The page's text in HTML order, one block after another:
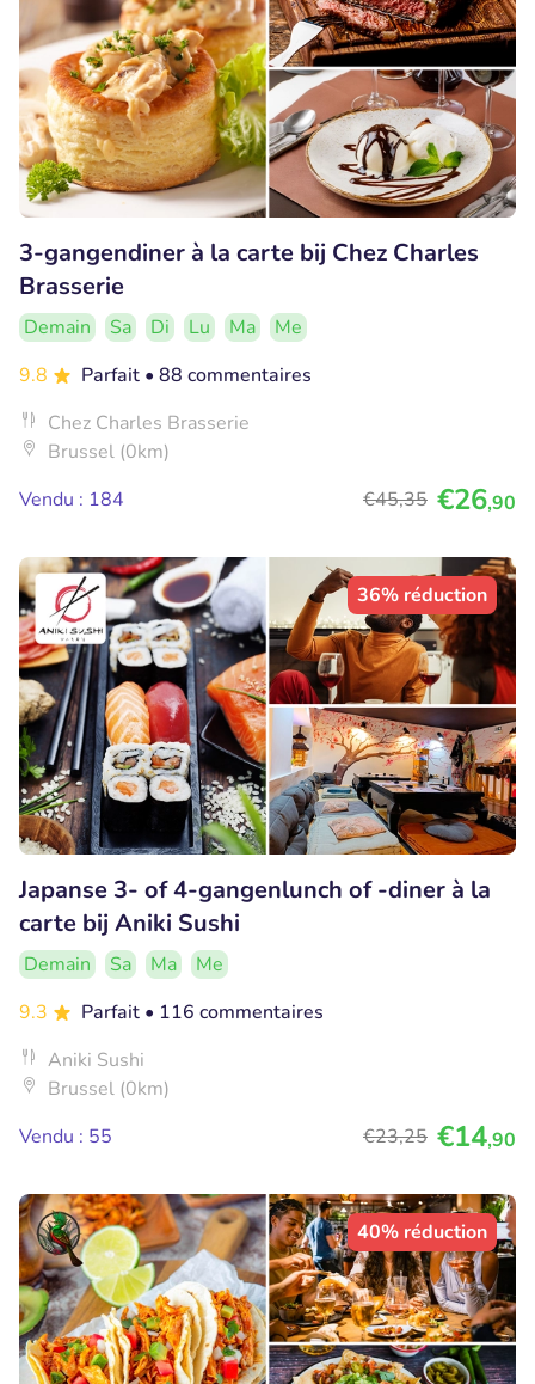
3-gangendiner à la carte bij Chez Charles
Brasserie
Demain Sa Di Lu Ma
Me
9.8
Parfait • 88 commentaires
Chez Charles Brasserie
Brussel (0km)
Vendu : 184
€45,35 €26,90
36% réduction
Japanse 3- of 4-gangenlunch of -diner à la
carte bij Aniki Sushi
Demain Sa Ma
Me
9.3
Parfait • 116 commentaires
Aniki Sushi
Brussel (0km)
Vendu : 55
€23,25 €14,90
40% réduction